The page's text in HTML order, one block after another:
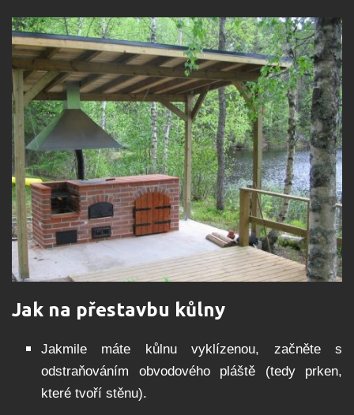
Jak na přestavbu kůlny
Jakmile máte kůlnu vyklízenou, začněte s
odstraňováním obvodového pláště (tedy prken,
které tvoří stěnu).